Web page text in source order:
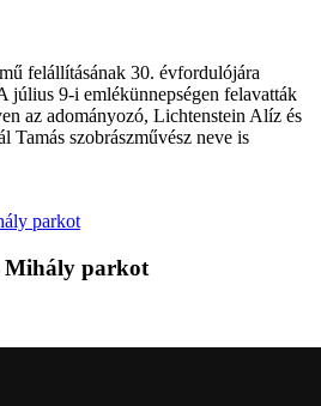
felállításának 30. évfordulójára
július 9-i emlékünnepségen felavatták
az adományozó, Lichtenstein Alíz és
Tamás szobrászművész neve is
Mihály parkot